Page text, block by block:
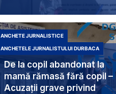
De la copil abandonat la
mamă rămasă fără copil –
Acuzații grave privind
ANCHETE JURNALISTICE
ANCHETELE JURNALISTULUI DURBACA